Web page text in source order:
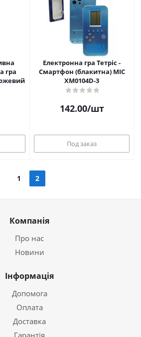
гра
Електронна гра Тетріс -
Смартфон (блакитна) MIC
XM0104D-3
142.00/шт
Под заказ
1 2
Компанія
Про нас
Новини
Інформація
Допомога
Оплата
Доставка
Гарантія